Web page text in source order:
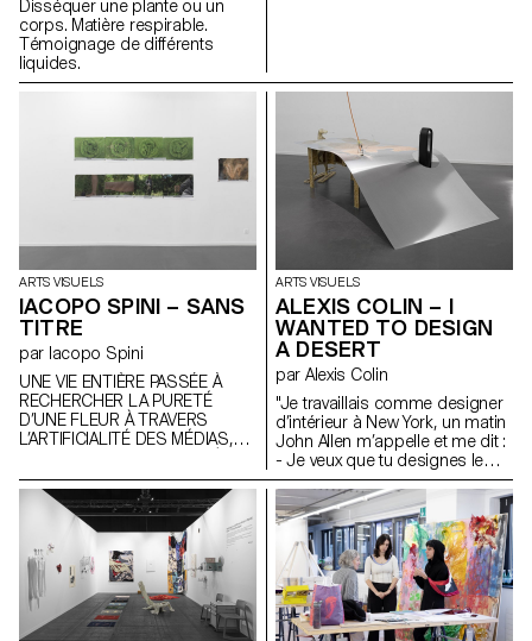
Disséquer une plante ou un
corps. Matière respirable.
Témoignage de différents
liquides.
l’on classerait normalement
dans la catégorie des
mauvaises herbes. Pourtant,
ces plantes avaient trouvé les
conditions dont elles avaient
besoin dans le conteneur. Elles
ont été amenées à l’intérieur,
replantées et préservées en
utilisant les mêmes forces que
apprivoiser : l’abri, la lumière et
la nutrition. Qu’est-ce que vous
attraperiez dans votre jardin?
ARTS VISUELS
IACOPO SPINI – SANS
TITRE
par Iacopo Spini
UNE VIE ENTIÈRE PASSÉE À
RECHERCHER LA PURETÉ
D’UNE FLEUR À TRAVERS
L’ARTIFICIALITÉ DES MÉDIAS,
JUSTE TITRE QUE JE SUIS UN
HYPOCRITE ET PRODUIT DE
L’ENDURANCE en général,
l’allergie est une erreur,
certaines substances non
nuisibles sont échangées
comme telles. DANS CE CAS
NON, C’ÉTAIT UN MESSAGE
CLAIR FLEURS ET PLANTES DE
ARTS VISUELS
ALEXIS COLIN – I
WANTED TO DESIGN
A DESERT
par Alexis Colin
"Je travaillais comme designer
d’intérieur à New York, un matin
John Allen m’appelle et me dit :
- Je veux que tu designes le
désert "